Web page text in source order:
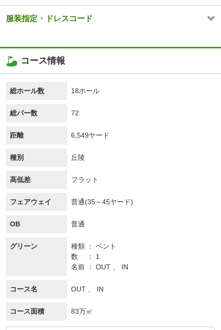
服装指定・ドレスコード
コース情報
総ホール数 18ホール
総パー数 72
距離 6,549ヤード
種別 丘陵
高低差 フラット
フェアウェイ 普通(35～45ヤード)
OB 普通
グリーン 種類
ベント
数
1
名前
OUT 、 IN
コース名 OUT 、 IN
コース面積 83万㎡